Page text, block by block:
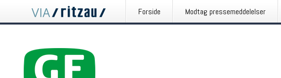
Forside Modtag pressemeddelelser